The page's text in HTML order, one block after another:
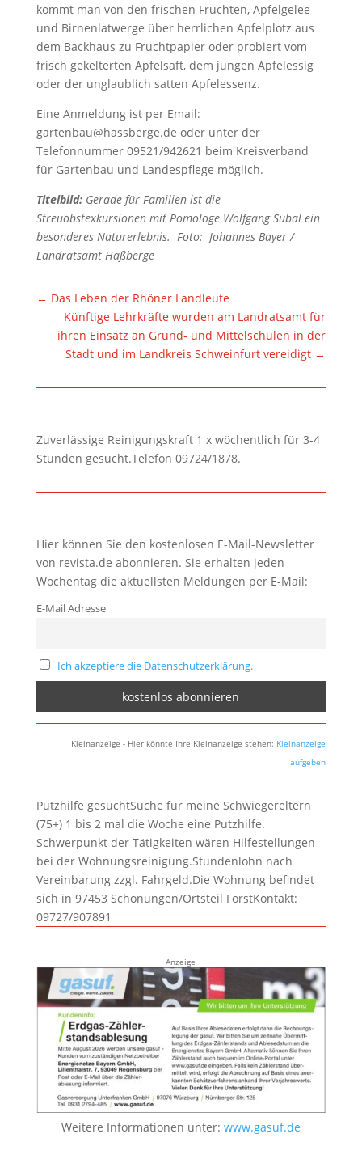
kommt man von den frischen Früchten, Apfelgelee
und Birnenlatwerge über herrlichen Apfelplotz aus
dem Backhaus zu Fruchtpapier oder probiert vom
frisch gekelterten Apfelsaft, dem jungen Apfelessig
oder der unglaublich satten Apfelessenz.
Eine Anmeldung ist per Email:
gartenbau@hassberge.de oder unter der
Telefonnummer 09521/942621 beim Kreisverband
für Gartenbau und Landespflege möglich.
Titelbild:Gerade für Familien ist die
Streuobstexkursionen mit Pomologe Wolfgang Subal ein
besonderes Naturerlebnis. Foto: Johannes Bayer /
Landratsamt Haßberge
← Das Leben der Rhöner Landleute
Künftige Lehrkräfte wurden am Landratsamt für
ihren Einsatz an Grund- und Mittelschulen in der
Stadt und im Landkreis Schweinfurt vereidigt →
Zuverlässige Reinigungskraft 1 x wöchentlich für 3-4
Stunden gesucht.Telefon 09724/1878.
Hier können Sie den kostenlosen E-Mail-Newsletter
von revista.de abonnieren. Sie erhalten jeden
Wochentag die aktuellsten Meldungen per E-Mail:
E-Mail Adresse
Ich akzeptiere die Datenschutzerklärung.
Kleinanzeige - Hier könnte Ihre Kleinanzeige stehen: Kleinanzeige
aufgeben
Putzhilfe gesuchtSuche für meine Schwiegereltern
(75+) 1 bis 2 mal die Woche eine Putzhilfe.
Schwerpunkt der Tätigkeiten wären Hilfestellungen
bei der Wohnungsreinigung.Stundenlohn nach
Vereinbarung zzgl. Fahrgeld.Die Wohnung befindet
sich in 97453 Schonungen/Ortsteil ForstKontakt:
09727/907891
Anzeige
Weitere Informationen unter: www.gasuf.de